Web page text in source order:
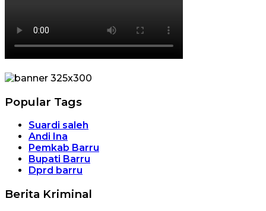
Popular Tags
Suardi saleh
Andi Ina
Pemkab Barru
Bupati Barru
Dprd barru
Berita Kriminal